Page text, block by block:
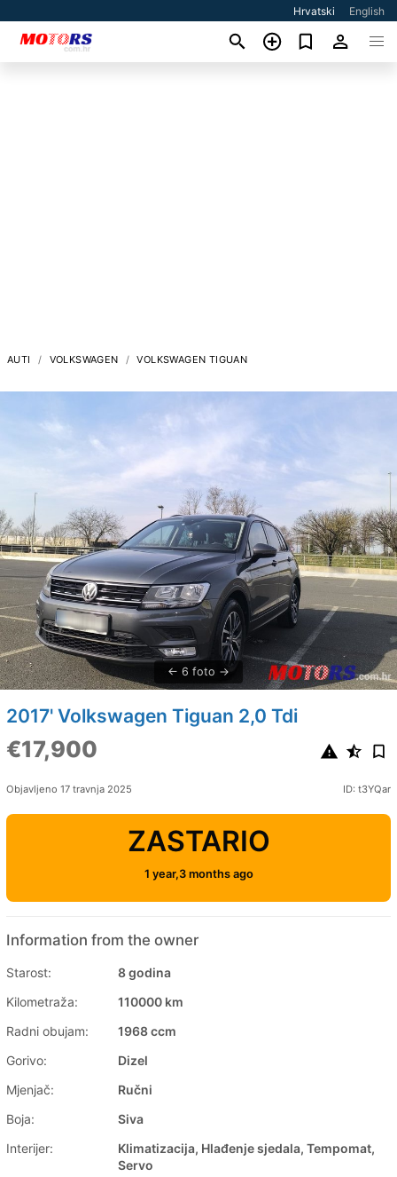
Hrvatski English
AUTI VOLKSWAGEN VOLKSWAGEN TIGUAN
6 foto
2017' Volkswagen Tiguan 2,0 Tdi
€17,900
Objavljeno 17 travnja 2025 ID: t3YQar
ZASTARIO
1 year,3 months ago
Information from the owner
Starost:
8 godina
Kilometraža:
110000 km
Radni obujam:
1968 ccm
Gorivo:
Dizel
Mjenjač:
Ručni
Boja:
Siva
Interijer:
Klimatizacija, Hlađenje sjedala, Tempomat,
Servo